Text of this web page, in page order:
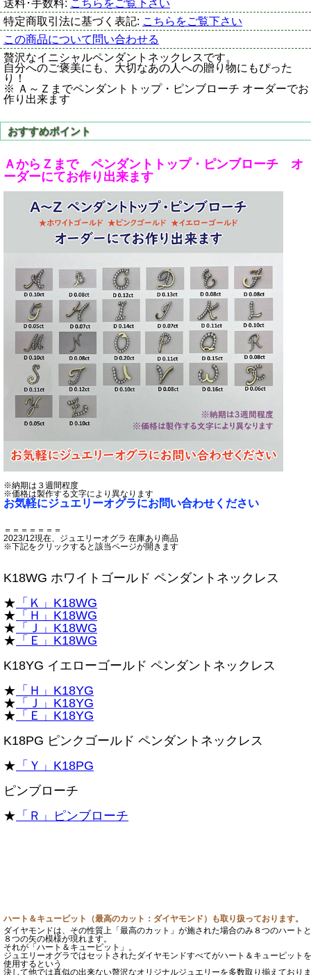
送料･手数料: こちらをご覧下さい
特定商取引法に基づく表記: こちらをご覧下さい
この商品について問い合わせる
贅沢なイニシャルペンダントネックレスです。
自分へのご褒美にも、大切なあの人への贈り物にもぴった
り！
※ Ａ～Ｚまでペンダントトップ・ピンブローチ オーダーでお
作り出来ます
ＡからＺまで ペンダントトップ・ピンブローチ オ
ーダーにてお作り出来ます
※納期は３週間程度
※価格は製作する文字により異なります
お気軽にジュエリーオグラにお問い合わせください
＝＝＝＝＝＝＝
2023/12現在、ジュエリーオグラ 在庫あり商品
※下記をクリックすると該当ページが開きます
K18WG ホワイトゴールド ペンダントネックレス
★ 「Ｋ」K18WG
★ 「Ｈ」K18WG
★ 「Ｊ」K18WG
★ 「Ｅ」K18WG
K18YG イエローゴールド ペンダントネックレス
★ 「Ｈ」K18YG
★ 「Ｊ」K18YG
★ 「Ｅ」K18YG
K18PG ピンクゴールド ペンダントネックレス
★ 「Ｙ」K18PG
ピンブローチ
★ 「Ｒ」ピンブローチ
ハート＆キューピット（最高のカット：ダイヤモンド）も取り扱っております。
ダイヤモンドは、その性質上「最高のカット」が施された場合のみ８つのハートと
８つの矢の模様が現れます。
それが「ハート＆キューピット」。
ジュエリーオグラではセットされたダイヤモンドすべてがハート＆キューピットを
使用するという
決して他では真似の出来ない贅沢なオリジナルジュエリーを多数取り揃えておりま